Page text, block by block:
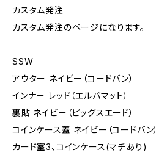
カスタム発注
カスタム発注のページになります。
SSW
アウター ネイビー（コードバン）
インナー レッド（エルバマット）
裏貼 ネイビー（ピッグスエード）
コインケース蓋 ネイビー（コードバン）
カード室3、コインケース(マチあり)